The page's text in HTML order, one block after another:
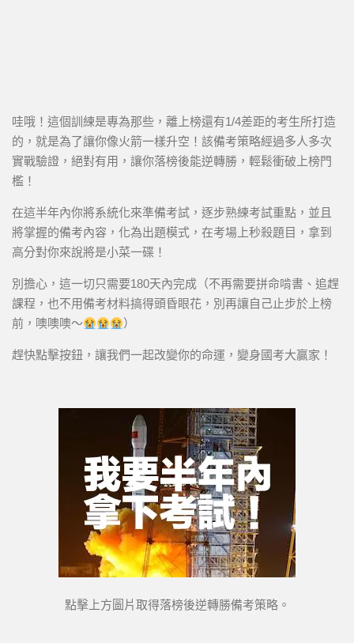
哇哦！這個訓練是專為那些，離上榜還有1/4差距的考生所打造
的，就是為了讓你像火箭一樣升空！該備考策略經過多人多次
實戰驗證，絕對有用，讓你落榜後能逆轉勝，輕鬆衝破上榜門
檻！
在這半年內你將系統化來準備考試，逐步熟練考試重點，並且
將掌握的備考內容，化為出題模式，在考場上秒殺題目，拿到
高分對你來說將是小菜一碟！
別擔心，這一切只需要180天內完成（不再需要拼命啃書、追趕
課程，也不用備考材料搞得頭昏眼花，別再讓自己止步於上榜
前，噢噢噢～
）
趕快點擊按鈕，讓我們一起改變你的命運，變身國考大贏家！
點擊上方圖片取得落榜後逆轉勝備考策略。